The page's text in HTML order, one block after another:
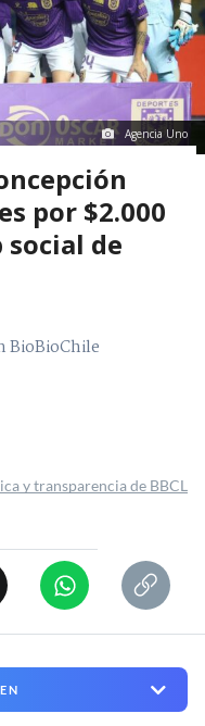
Agencia Uno
por $2.000
de
BioBioChile
y transparencia de BBCL